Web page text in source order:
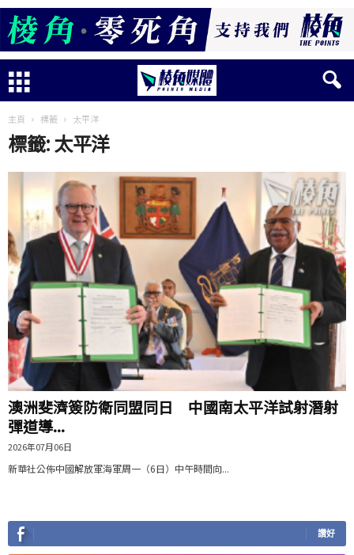
主頁 標籤 太平洋
標籤: 太平洋
澳洲斐濟簽防衛同盟同日 中國南太平洋試射潛射
彈道導...
2026年07月06日
新華社公佈中國解放軍海軍周一（6日）中午時間向...
讚好